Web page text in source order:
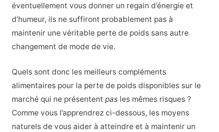
éventuellement vous donner un regain d’énergie et
d’humeur, ils ne suffiront probablement pas à
maintenir une véritable perte de poids sans autre
changement de mode de vie.
Quels sont donc les meilleurs compléments
alimentaires pour la perte de poids disponibles sur le
marché qui ne présentent pasles mêmes risques ?
Comme vous l’apprendrez ci-dessous, les moyens
naturels de vous aider à atteindre et à maintenir un